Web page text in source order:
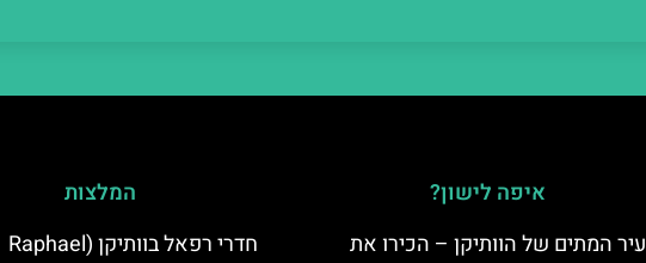
איפה לישון?
עיר המתים של הוותיקן – הכירו את
המלצות
חדרי רפאל בוותיקן (Raphael